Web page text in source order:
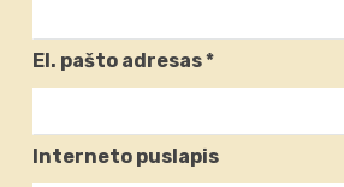
El. pašto adresas*
Interneto puslapis